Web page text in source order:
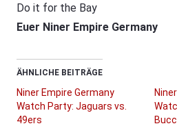
Do it for the Bay
Euer Niner Empire Germany
ÄHNLICHE BEITRÄGE
Niner Empire Germany
Watch Party: Jaguars vs.
49ers